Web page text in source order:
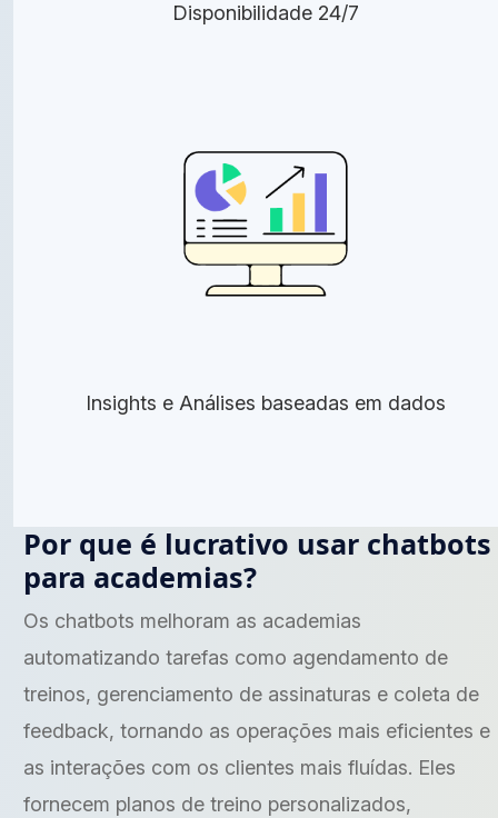
Disponibilidade 24/7
Insights e Análises baseadas em dados
Por que é lucrativo usar chatbots
para academias?
Os chatbots melhoram as academias
automatizando tarefas como agendamento de
treinos, gerenciamento de assinaturas e coleta de
feedback, tornando as operações mais eficientes e
as interações com os clientes mais fluídas. Eles
fornecem planos de treino personalizados,